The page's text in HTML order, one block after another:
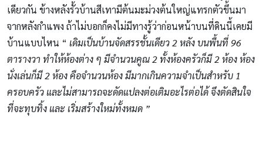
เดียวกัน ข้างหลังรั้วบ้านสีเทามีต้นมะม่วงต้นใหญ่แทรกตัวขึ้นมา
จากหลังกําแพง ถ้าไม่บอกก็คงไม่มีทางรู้ว่าก่อนหน้าบนที่ดินนี้เคยมี
บ้านแบบไหน “ เดิมเป็นบ้านจัดสรรชั้นเดียว 2 หลัง บนพื้นที่ 96
ตารางวา ทำให้ห้องต่าง ๆ มีจํานวนคูณ 2 ทั้งห้องครัวก็มี 2 ห้อง ห้อง
นั่งเล่นก็มี 2 ห้อง คือจำนวนห้อง มีมากเกินความจําเป็นสําหรับ 1
ครอบครัว และไม่สามารถจะดัดแปลงต่อเติมอะไรต่อได้ จึงตัดสินใจ
ที่จะทุบทิ้ง และ เริ่มสร้างใหม่ทั้งหมด ”